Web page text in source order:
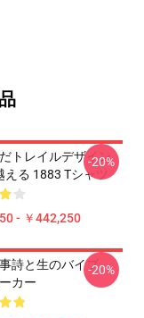
トレイルデザイン
える 1883 Tシャツ
- ￥442,250
-20%
詩と生のバイブ
カー
-20%